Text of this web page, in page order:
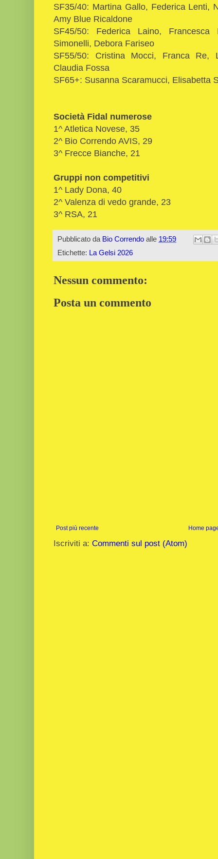
SF35/40: Martina Gallo, Federica Lenti,
Amy Blue Ricaldone
SF45/50: Federica Laino,
Simonelli, Debora Fariseo
SF55/50: Cristina Mocci, Franca Re,
Claudia Fossa
SF65+: Susanna Scaramucci, Elisabetta
Società Fidal numerose
1^ Atletica Novese, 35
2^ Bio Correndo AVIS, 29
3^ Frecce Bianche, 21
Gruppi non competitivi
1^ Lady Dona, 40
2^ Valenza di vedo grande, 23
3^ RSA, 21
Pubblicato da Bio Correndo alle 19:59
Etichette: La Gelsi 2026
Nessun commento:
Posta un commento
Post più recente Home
Iscriviti a: Commenti sul post (Atom)